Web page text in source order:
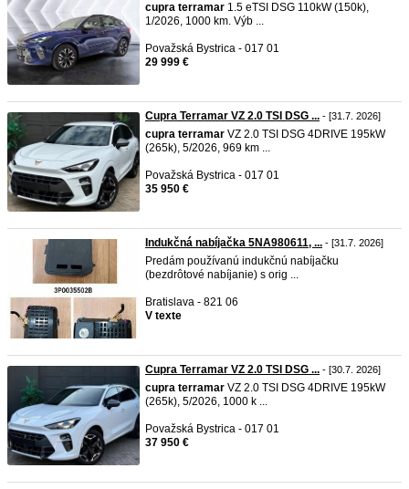
cupra terramar 1.5 eTSI DSG 110kW (150k),
1/2026, 1000 km. Výb ...
Považská Bystrica - 017 01
29 999 €
Cupra Terramar VZ 2.0 TSI DSG ... - [31.7. 2026]
cupra terramar VZ 2.0 TSI DSG 4DRIVE 195kW
(265k), 5/2026, 969 km ...
Považská Bystrica - 017 01
35 950 €
Indukčná nabíjačka 5NA980611, ... - [31.7. 2026]
Predám používanú indukčnú nabíjačku
(bezdrôtové nabíjanie) s orig ...
Bratislava - 821 06
V texte
Cupra Terramar VZ 2.0 TSI DSG ... - [30.7. 2026]
cupra terramar VZ 2.0 TSI DSG 4DRIVE 195kW
(265k), 5/2026, 1000 k ...
Považská Bystrica - 017 01
37 950 €